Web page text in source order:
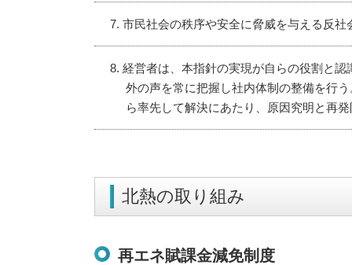
7. 市民社会の秩序や安全に脅威を与える反
8. 経営者は、本指針の実現が自らの役割と
外の声を常に把握し社内体制の整備を行
ら率先して解決にあたり、原因究明と再
北熱の取り組み
再エネ賦課金減免制度